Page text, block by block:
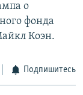
о
фонда
Коэн.
Подпишитесь